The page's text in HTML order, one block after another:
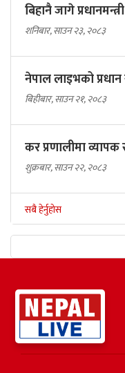
बिहानै जागे
शनिबार, साउन २३, २०८३
नेपाल लाइभको
बिहीबार, साउन २१, २०८३
कर प्रणालीमा
शुक्रबार, साउन २२, २०८३
सबै हेर्नुहोस